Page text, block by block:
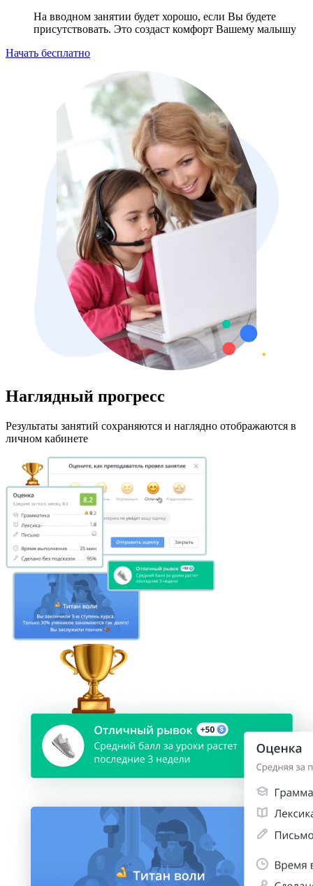
На вводном занятии будет хорошо, если Вы будете
присутствовать. Это создаст комфорт Вашему малышу
Начать бесплатно
Наглядный прогресс
Результаты занятий сохраняются и наглядно отображаются в
личном кабинете